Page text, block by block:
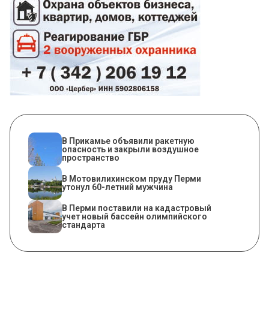
В Прикамье объявили ракетную
опасность и закрыли воздушное
пространство
В Мотовилихинском пруду Перми
утонул 60-летний мужчина
В Перми поставили на кадастровый
учет новый бассейн олимпийского
стандарта